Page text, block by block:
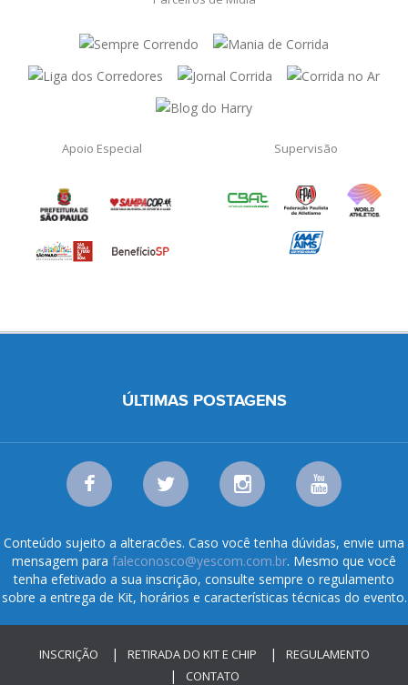
Apoio Especial Supervisão
ÚLTIMAS POSTAGENS
Conteúdo sujeito a alteracões. Caso você tenha dúvidas, envie uma
mensagem para faleconosco@yescom.com.br. Mesmo que você
tenha efetivado a sua inscrição, consulte sempre o regulamento
sobre a entrega de Kit, horários e características técnicas do evento.
INSCRIÇÃO RETIRADA DO KIT E CHIP
REGULAMENTO
CONTATO